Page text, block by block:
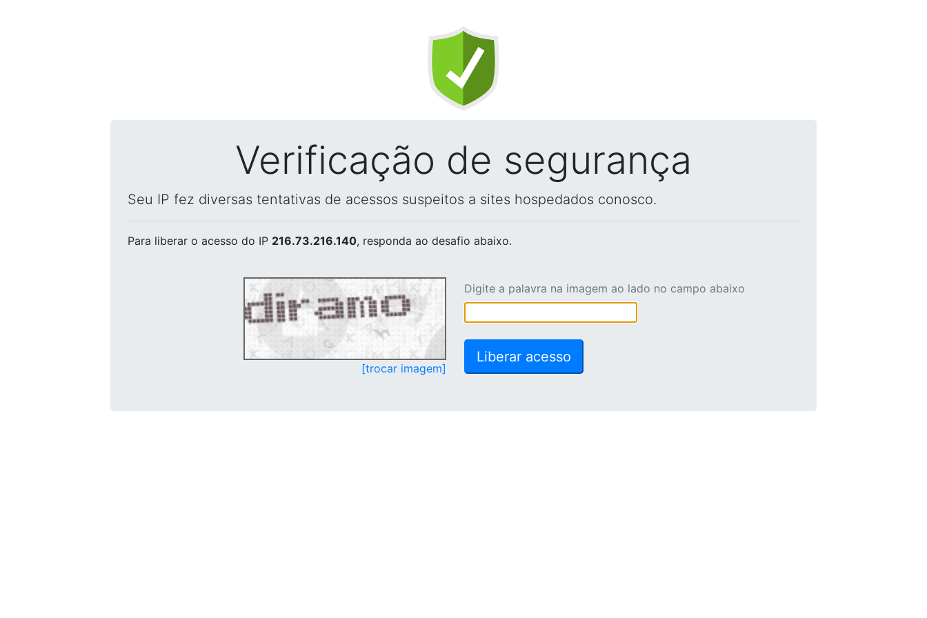
Verificação de segurança
Seu IP fez diversas tentativas de acessos suspeitos a sites hospedados conosco.
Para liberar o acesso do IP 216.73.216.140, responda ao desafio abaixo.
[trocar imagem]
Digite a palavra na imagem ao lado no campo abaixo